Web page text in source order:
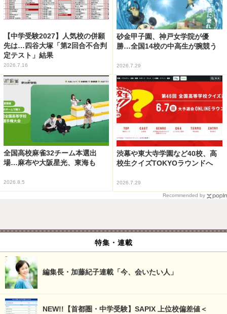
【中学受験2027】人気校の併願
先は…四谷大塚「第2回合不合判
定テスト」結果
2026.7.16
砂金甲子園、神戸女学院が優
勝…全国14校の中高生が腕競う
2026.7.29
全国高校麻雀32チーム本選出
場…麻布や大阪星光、東海も
2026.8.5
渋幕や東大寺学園など40校、高
校生クイズTOKYOラウンドへ
2026.7.29
Recommended by
特集・連載
編集長・加藤紀子連載「今、会いたい人」
NEW!!【首都圏・中学受験】SAPIX 上位校偏差値＜